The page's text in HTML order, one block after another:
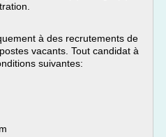
à des recrutements de
vacants. Tout candidat à
suivantes: